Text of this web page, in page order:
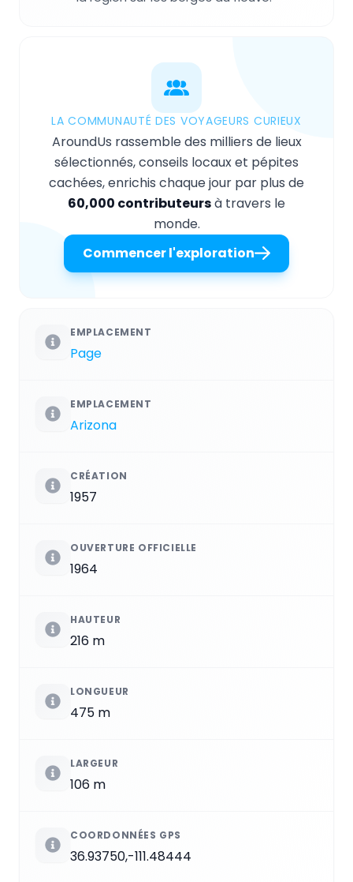
LA COMMUNAUTÉ DES VOYAGEURS CURIEUX
AroundUs rassemble des milliers de lieux
sélectionnés, conseils locaux et pépites
cachées, enrichis chaque jour par plus de
60,000 contributeursà travers le
monde.
Commencer l'exploration
EMPLACEMENT
Page
EMPLACEMENT
Arizona
CRÉATION
1957
OUVERTURE OFFICIELLE
1964
HAUTEUR
216 m
LONGUEUR
475 m
LARGEUR
106 m
COORDONNÉES GPS
36.93750,-111.48444